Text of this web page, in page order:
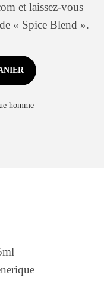
et laissez-vous
« Spice Blend ».
homme